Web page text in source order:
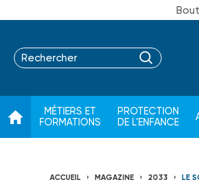
MÉTIERS ET
FORMATIONS
PROTECTION
DE L'ENFANCE
ACCUEIL MAGAZINE 2033 LE